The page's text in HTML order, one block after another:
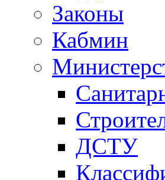
Законы
Кабмин
ДСТУ